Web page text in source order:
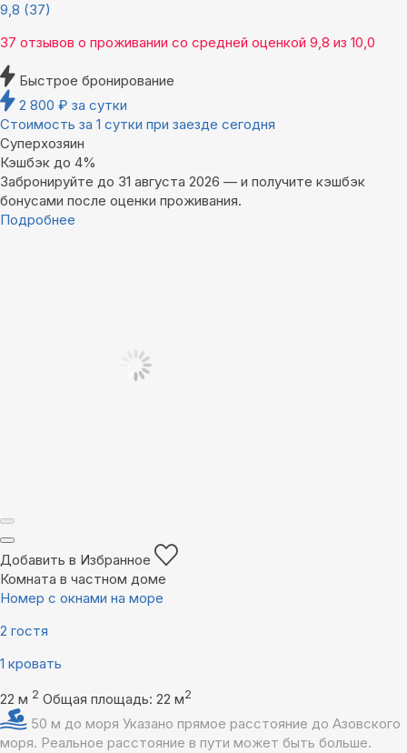
9,8 (37)
37 отзывов о проживании со средней оценкой 9,8 из 10,0
Быстрое бронирование
2 800 ₽ за сутки
Стоимость за 1 сутки при заезде сегодня
Суперхозяин
Кэшбэк до 4%
Забронируйте до 31 августа 2026 — и получите кэшбэк
бонусами после оценки проживания.
Подробнее
Добавить в Избранное
Комната в частном доме
Номер с окнами на море
2 гостя
1 кровать
22 м 2 Общая площадь: 22 м2
50 м до моря Указано прямое расстояние до Азовского
моря. Реальное расстояние в пути может быть больше.